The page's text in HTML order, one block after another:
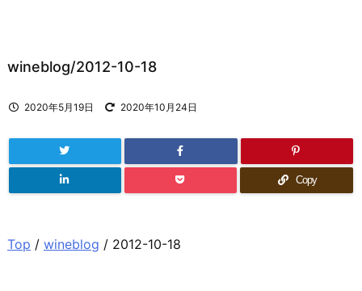
wineblog/2012-10-18
2020年5月19日 2020年10月24日
Copy
Top / wineblog / 2012-10-18